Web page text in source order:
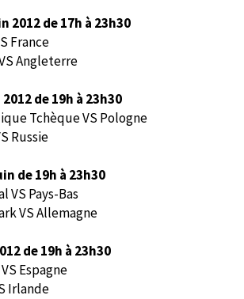
2012de 17h à 23h30
France
Angleterre
2012de 19h à 23h30
Tchèque VS Pologne
Russie
de 19h à 23h30
VS Pays-Bas
VS Allemagne
de 19h à 23h30
Espagne
Irlande